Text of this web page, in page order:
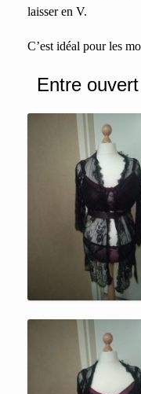
laisser en V.
C’est idéal pour les
Entre